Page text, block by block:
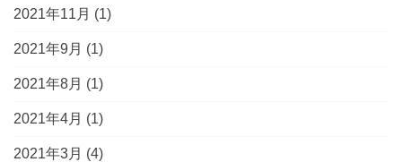
2021年11月 (1)
2021年9月 (1)
2021年8月 (1)
2021年4月 (1)
2021年3月 (4)